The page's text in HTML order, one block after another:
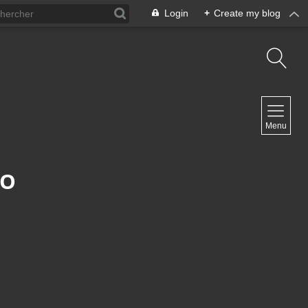
Login + Create my blog
Menu